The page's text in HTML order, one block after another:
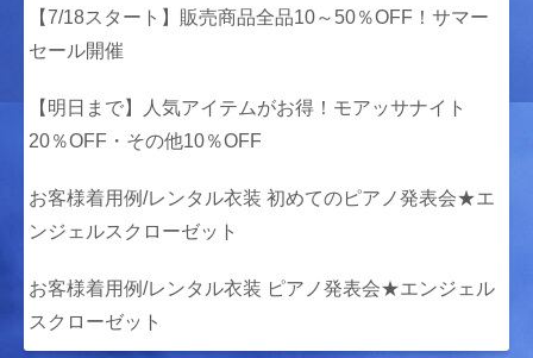
【7/18スタート】販売商品全品10～50％OFF！サマー
セール開催
【明日まで】人気アイテムがお得！モアッサナイト
20％OFF・その他10％OFF
お客様着用例/レンタル衣装 初めてのピアノ発表会★エ
ンジェルスクローゼット
お客様着用例/レンタル衣装 ピアノ発表会★エンジェル
スクローゼット